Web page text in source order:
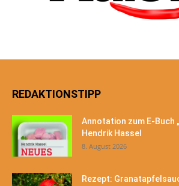
REDAKTIONSTIPP
Annotation zum E-Buch
Hendrik Hassel
8. August 2026
Rezept: